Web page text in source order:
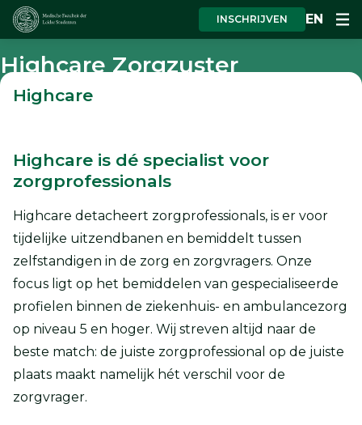
INSCHRIJVEN EN
Highcare Zorgzuster
Highcare
Highcare is dé specialist voor
zorgprofessionals
Highcare detacheert zorgprofessionals, is er voor
tijdelijke uitzendbanen en bemiddelt tussen
zelfstandigen in de zorg en zorgvragers. Onze
focus ligt op het bemiddelen van gespecialiseerde
profielen binnen de ziekenhuis- en ambulancezorg
op niveau 5 en hoger. Wij streven altijd naar de
beste match: de juiste zorgprofessional op de juiste
plaats maakt namelijk hét verschil voor de
zorgvrager.